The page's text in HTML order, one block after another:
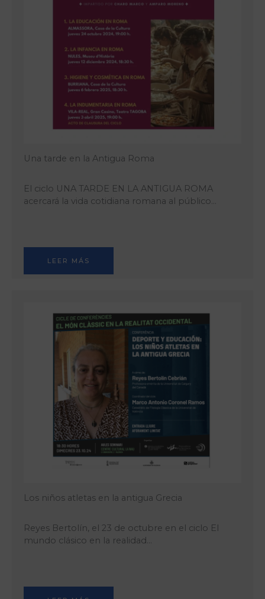
Una tarde en la Antigua Roma
El ciclo UNA TARDE EN LA ANTIGUA ROMA
acercará la vida cotidiana romana al público…
LEER MÁS
Los niños atletas en la antigua Grecia
Reyes Bertolín, el 23 de octubre en el ciclo El
mundo clásico en la realidad…